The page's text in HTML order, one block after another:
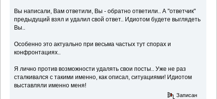
Вы написали, Вам ответили, Вы - обратно ответили.. А "ответчик"
предыдущий взял и удалил свой ответ.. Идиотом будете выглядеть
Вы..
Особенно это актуально при весьма частых тут спорах и
конфронтациях..
Я лично против возможности удалять свои посты.. Уже не раз
сталкивался с такими именно, как описал, ситуациями! Идиотом
выставляли именно меня!
Записан